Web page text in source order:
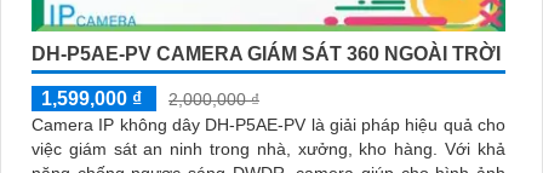
DH-P5AE-PV CAMERA GIÁM SÁT 360 NGOÀI TRỜI
1,599,000 ₫
2,000,000 ₫
Camera IP không dây DH-P5AE-PV là giải pháp hiệu quả cho
việc giám sát an ninh trong nhà, xưởng, kho hàng. Với khả